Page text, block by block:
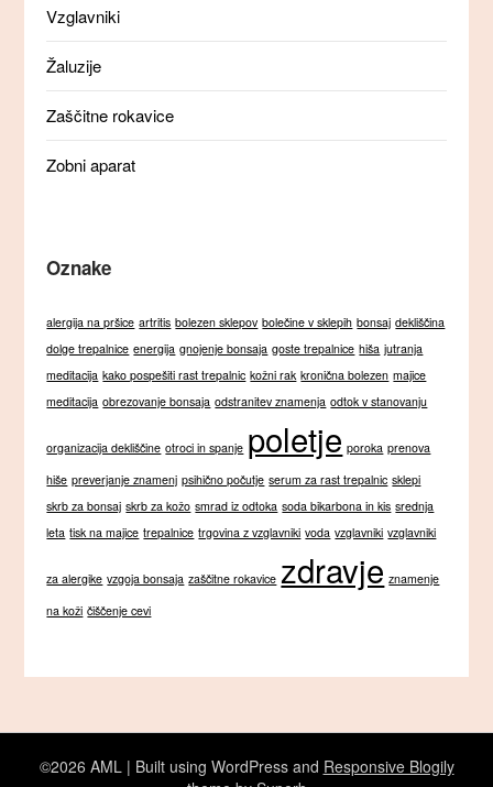
Vzglavniki
Žaluzije
Zaščitne rokavice
Zobni aparat
Oznake
alergija na pršice artritis bolezen sklepov bolečine v sklepih bonsaj dekliščina
dolge trepalnice energija gnojenje bonsaja goste trepalnice hiša jutranja
meditacija kako pospešiti rast trepalnic kožni rak kronična bolezen majice
meditacija obrezovanje bonsaja odstranitev znamenja odtok v stanovanju
organizacija dekliščine otroci in spanje poletje poroka prenova
hiše preverjanje znamenj psihično počutje serum za rast trepalnic sklepi
skrb za bonsaj skrb za kožo smrad iz odtoka soda bikarbona in kis srednja
leta tisk na majice trepalnice trgovina z vzglavniki voda vzglavniki vzglavniki
za alergike vzgoja bonsaja zaščitne rokavice zdravje znamenje
na koži čiščenje cevi
©2026 AML | Built using WordPress and Responsive Blogily